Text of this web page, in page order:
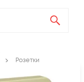
Розетки